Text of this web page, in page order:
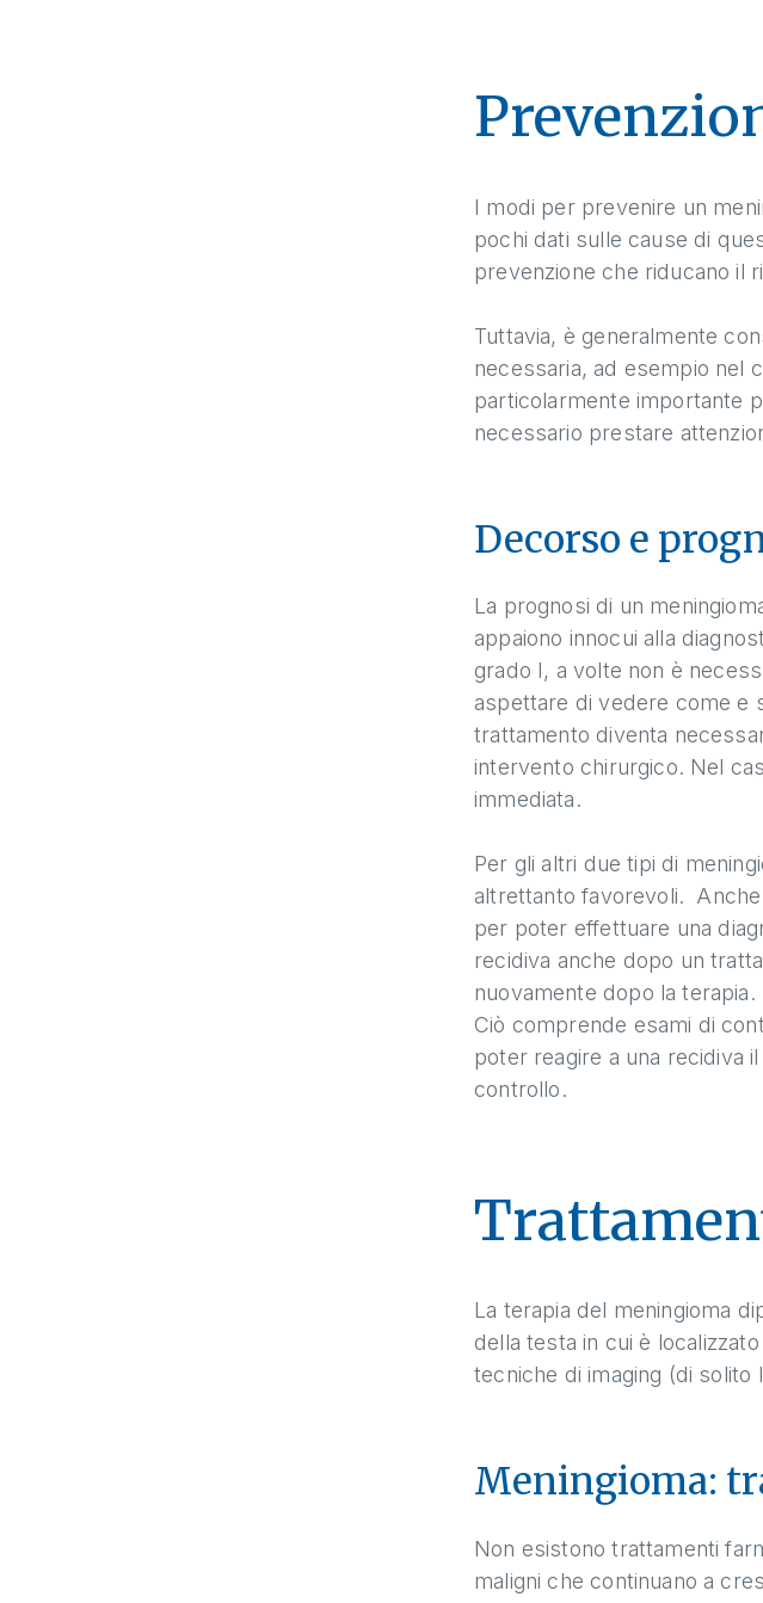
I modi per prevenire un
pochi dati sulle cause di
prevenzione che riducano il
Tuttavia, è generalmente
necessaria, ad esempio nel
particolarmente importante
necessario prestare
Decorso e
La prognosi di un
appaiono innocui alla
grado I, a volte non è
aspettare di vedere come e
trattamento diventa
intervento chirurgico. Nel
immediata.
Per gli altri due tipi di
altrettanto favorevoli.
per poter effettuare una
recidiva anche dopo un
nuovamente dopo la
Ciò comprende esami di
poter reagire a una recidiva
controllo.
La terapia del meningioma
della testa in cui è
tecniche di imaging (di solito
Meningioma:
Non esistono trattamenti
maligni che continuano a